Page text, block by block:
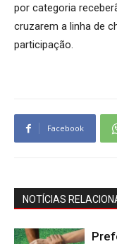
por categoria
cruzarem a linha de
participação.
Facebook
NOTÍCIAS